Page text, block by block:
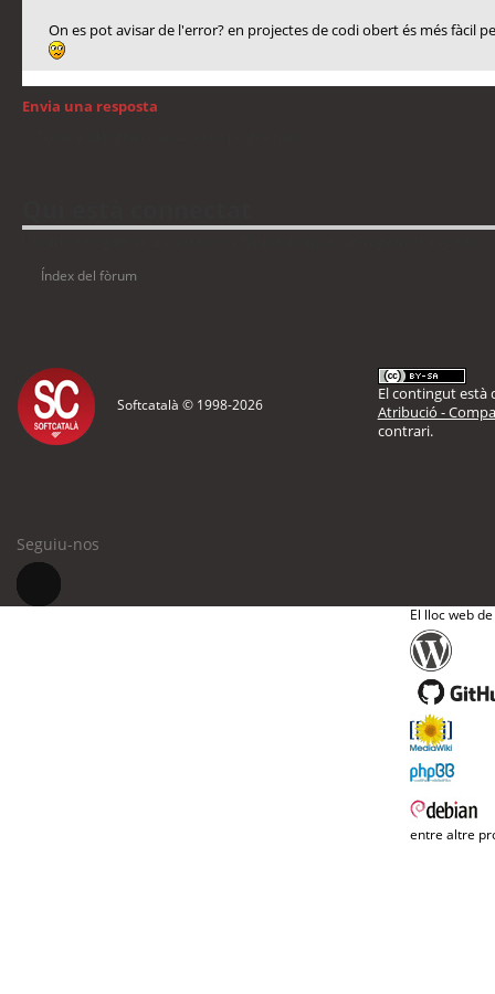
On es pot avisar de l'error? en projectes de codi obert és més fàcil
Envia una resposta
Índex del fòrum
Softcatalà © 1998-2026
El contingut està
Atribució -
contrari.
Seguiu-nos
El lloc web
entre altre